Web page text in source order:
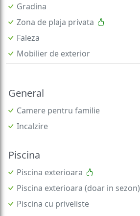
Gradina
Zona de plaja privata
Faleza
Mobilier de exterior
General
Camere pentru familie
Incalzire
Piscina
Piscina exterioara
Piscina exterioara (doar in sezon)
Piscina cu priveliste